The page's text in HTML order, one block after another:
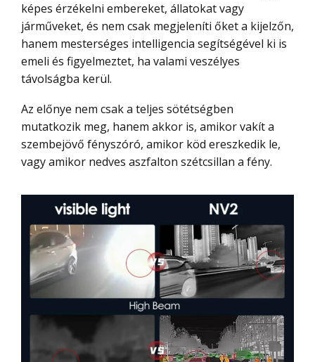
képes érzékelni embereket, állatokat vagy
járműveket, és nem csak megjeleníti őket a kijelzőn,
hanem mesterséges intelligencia segítségével ki is
emeli és figyelmeztet, ha valami veszélyes
távolságba kerül.
Az előnye nem csak a teljes sötétségben
mutatkozik meg, hanem akkor is, amikor vakít a
szembejövő fényszóró, amikor köd ereszkedik le,
vagy amikor nedves aszfalton szétcsillan a fény.